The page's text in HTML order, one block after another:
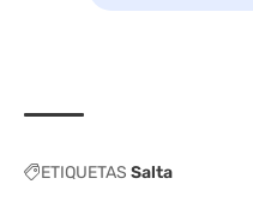
ETIQUETAS Salta